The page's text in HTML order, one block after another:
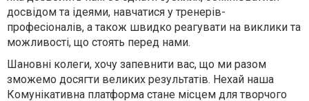
досвідом та ідеями, навчатися у тренерів-
професіоналів, а також швидко реагувати на виклики та
можливості, що стоять перед нами.
Шановні колеги, хочу запевнити вас, що ми разом
зможемо досягти великих результатів. Нехай наша
Комунікативна платформа стане місцем для творчого